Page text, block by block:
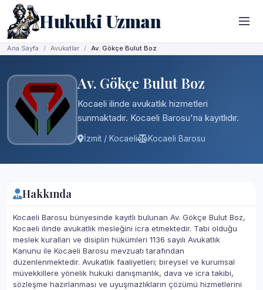
Hukuki Uzman
Ana Sayfa Avukatlar Av. Gökçe Bulut Boz
Av. Gökçe Bulut Boz
Kocaeli ilinde avukatlık hizmetleri
sunmaktadır. Kocaeli Barosu'na kayıtlıdır.
İzmit / Kocaeli Kocaeli Barosu
Hakkında
Kocaeli Barosu bünyesinde kayıtlı bulunan Av. Gökçe Bulut Boz,
Kocaeli ilinde avukatlık mesleğini icra etmektedir. Tabi olduğu
meslek kuralları ve disiplin hükümleri 1136 sayılı Avukatlık
Kanunu ile Kocaeli Barosu mevzuatı tarafından
düzenlenmektedir. Avukatlık faaliyetleri; bireysel ve kurumsal
müvekkillere yönelik hukuki danışmanlık, dava ve icra takibi,
sözleşme hazırlanması ve uyuşmazlıkların çözümü hizmetlerini